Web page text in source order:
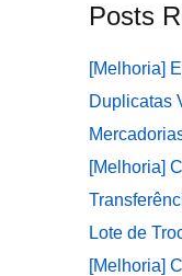
Posts
[Melhoria]
Duplicatas
[Melhoria]
Lote de
[Melhoria]